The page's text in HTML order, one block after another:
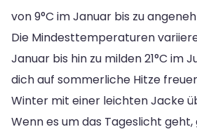
von 9°C im Januar bis zu
Die Mindesttemperaturen
Januar bis hin zu milden 21°C im
dich auf sommerliche Hitze
Winter mit einer leichten Jacke
Wenn es um das Tageslicht